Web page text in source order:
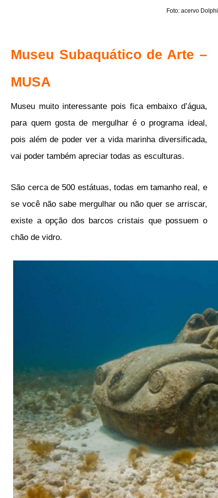
Foto: acervo
Museu Subaquático de Arte –
MUSA
Museu muito interessante pois fica embaixo d’água,
para quem gosta de mergulhar é o programa ideal,
pois além de poder ver a vida marinha diversificada,
vai poder também apreciar todas as esculturas.
São cerca de 500 estátuas, todas em tamanho real, e
se você não sabe mergulhar ou não quer se arriscar,
existe a opção dos barcos cristais que possuem o
chão de vidro.